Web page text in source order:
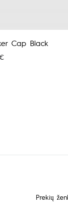
Cap Black
Prekių